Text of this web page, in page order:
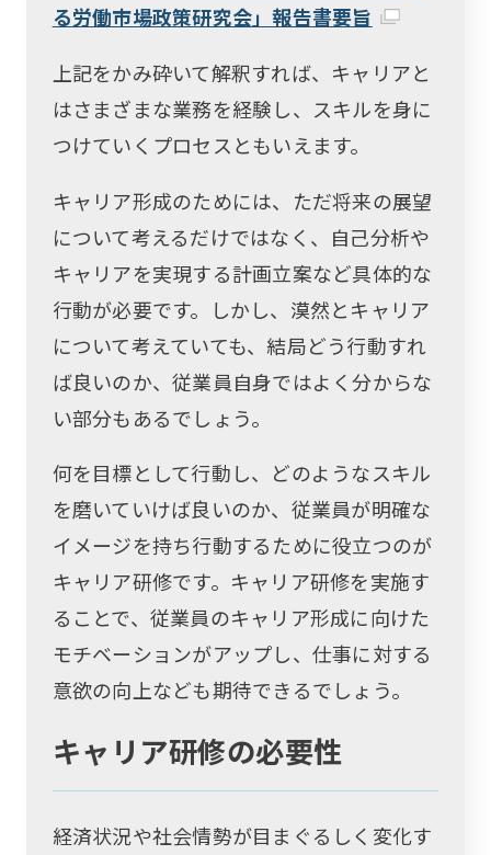
る労働市場政策研究会」報告書要旨
上記をかみ砕いて解釈すれば、キャリアと
はさまざまな業務を経験し、スキルを身に
つけていくプロセスともいえます。
キャリア形成のためには、ただ将来の展望
について考えるだけではなく、自己分析や
キャリアを実現する計画立案など具体的な
行動が必要です。しかし、漠然とキャリア
について考えていても、結局どう行動すれ
ば良いのか、従業員自身ではよく分からな
い部分もあるでしょう。
何を目標として行動し、どのようなスキル
を磨いていけば良いのか、従業員が明確な
イメージを持ち行動するために役立つのが
キャリア研修です。キャリア研修を実施す
ることで、従業員のキャリア形成に向けた
モチベーションがアップし、仕事に対する
意欲の向上なども期待できるでしょう。
キャリア研修の必要性
経済状況や社会情勢が目まぐるしく変化す